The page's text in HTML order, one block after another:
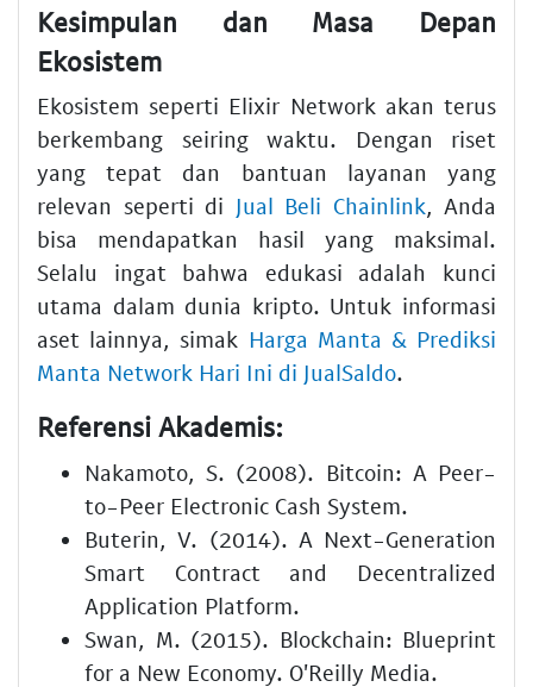
Kesimpulan dan Masa Depan
Ekosistem
Ekosistem seperti Elixir Network akan terus
berkembang seiring waktu. Dengan riset
yang tepat dan bantuan layanan yang
relevan seperti di Jual Beli Chainlink, Anda
bisa mendapatkan hasil yang maksimal.
Selalu ingat bahwa edukasi adalah kunci
utama dalam dunia kripto. Untuk informasi
aset lainnya, simak Harga Manta & Prediksi
Manta Network Hari Ini di JualSaldo.
Referensi Akademis:
Nakamoto, S. (2008). Bitcoin: A Peer-
to-Peer Electronic Cash System.
Buterin, V. (2014). A Next-Generation
Smart Contract and Decentralized
Application Platform.
Swan, M. (2015). Blockchain: Blueprint
for a New Economy. O'Reilly Media.